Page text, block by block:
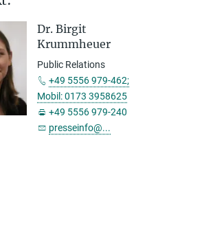
Dr. Birgit
Krummheuer
Public Relations
+49 5556 979-462;
Mobil: 0173 3958625
+49 5556 979-240
presseinfo@...